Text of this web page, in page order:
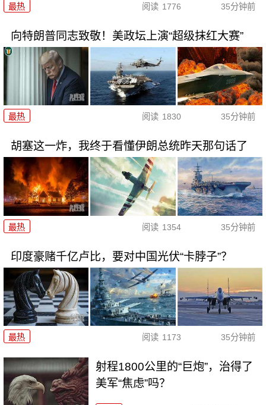
最热 阅读 1776 35分钟前
向特朗普同志致敬！美政坛上演“超级抹红大赛”
最热 阅读 1830 35分钟前
胡塞这一炸，我终于看懂伊朗总统昨天那句话了
最热 阅读 1354 35分钟前
印度豪赌千亿卢比，要对中国光伏“卡脖子”？
最热 阅读 1173 35分钟前
射程1800公里的“巨炮”，治得了
美军“焦虑”吗？